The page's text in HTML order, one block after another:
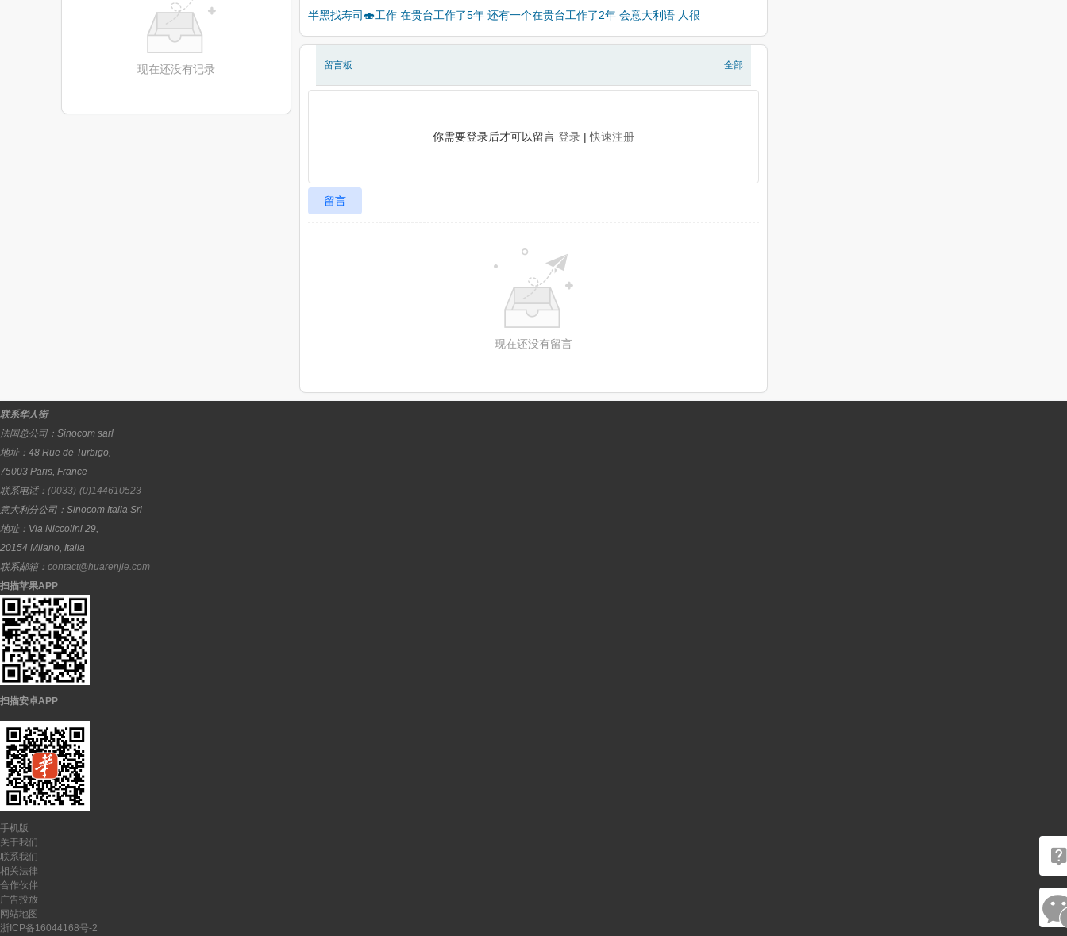
现在还没有记录
半黑找寿司🍣工作 在贵台工作了5年 还有一个在贵台工作了2年 会意大利语 人很
留言板 全部
你需要登录后才可以留言 登录 |快速注册
留言
现在还没有留言
联系华人街
法国总公司： Sinocom sarl
地址： 48 Rue de Turbigo,
75003 Paris, France
联系电话： (0033)-(0)144610523
意大利分公司： Sinocom Italia Srl
地址： Via Niccolini 29,
20154 Milano, Italia
联系邮箱： contact@huarenjie.com
扫描苹果APP
扫描安卓APP
手机版
关于我们
联系我们
相关法律
合作伙伴
广告投放
网站地图
浙ICP备16044168号-2